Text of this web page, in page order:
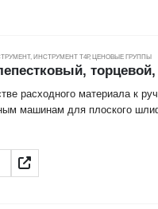
, ИНСТРУМЕНТ Т4Р, ЦЕНОВЫЕ ГРУППЫ
расходного материала к
машинам для плоского
цветных металлов,
рабочей поверхности